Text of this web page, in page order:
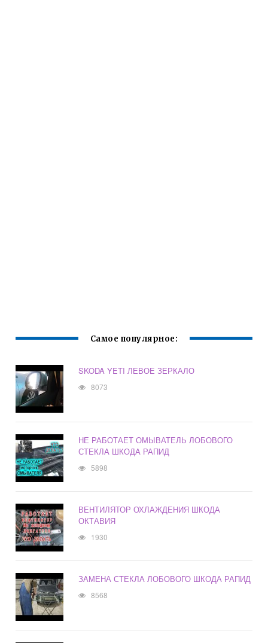
Самое популярное:
SKODA YETI ЛЕВОЕ ЗЕРКАЛО
8073
НЕ РАБОТАЕТ ОМЫВАТЕЛЬ ЛОБОВОГО
СТЕКЛА ШКОДА РАПИД
5898
ВЕНТИЛЯТОР ОХЛАЖДЕНИЯ ШКОДА
ОКТАВИЯ
1930
ЗАМЕНА СТЕКЛА ЛОБОВОГО ШКОДА РАПИД
8568